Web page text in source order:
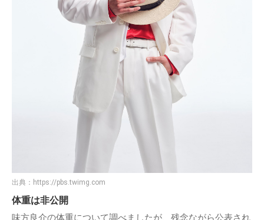
出典： https://pbs.twimg.com
体重は非公開
味方良介の体重について調べましたが、残念ながら公表され